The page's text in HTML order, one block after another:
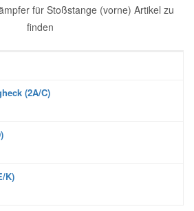
für Stoßstange (vorne) Artikel zu
finden
(2A/C)
K)